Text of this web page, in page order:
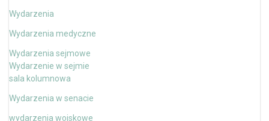
Wydarzenia
Wydarzenia medyczne
Wydarzenia sejmowe
Wydarzenie w sejmie
sala kolumnowa
Wydarzenia w senacie
wydarzenia wojskowe